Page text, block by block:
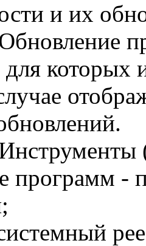
и их
которых
программ -